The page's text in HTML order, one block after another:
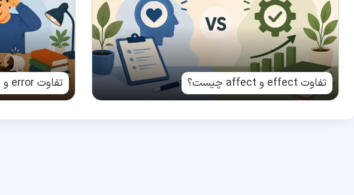
تفاوت effect و affect چیست؟ تفاوت error و mistake چیست؟